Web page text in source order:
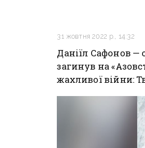
31 жовтня 2022 р., 14:32
Даніїл Сафонов —
загинув на
жахливої війни: